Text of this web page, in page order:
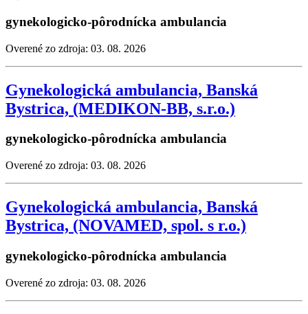
gynekologicko-pôrodnícka ambulancia
Overené zo zdroja: 03. 08. 2026
Gynekologická ambulancia, Banská
Bystrica, (MEDIKON-BB, s.r.o.)
gynekologicko-pôrodnícka ambulancia
Overené zo zdroja: 03. 08. 2026
Gynekologická ambulancia, Banská
Bystrica, (NOVAMED, spol. s r.o.)
gynekologicko-pôrodnícka ambulancia
Overené zo zdroja: 03. 08. 2026